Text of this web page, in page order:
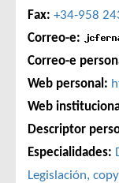
Fax: +34-958
Correo-e:
Correo-e
Web personal:
Web
Descriptor
Especialidades:
Legislación,